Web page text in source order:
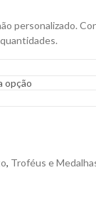
personalizado.
, Troféus e